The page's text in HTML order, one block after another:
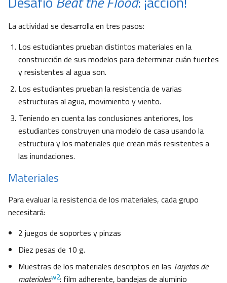
La actividad se desarrolla en tres pasos:
Los estudiantes prueban distintos materiales en la
construcción de sus modelos para determinar cuán fuertes
y resistentes al agua son.
Los estudiantes prueban la resistencia de varias
estructuras al agua, movimiento y viento.
Teniendo en cuenta las conclusiones anteriores, los
estudiantes construyen una modelo de casa usando la
estructura y los materiales que crean más resistentes a
las inundaciones.
Materiales
Para evaluar la resistencia de los materiales, cada grupo
necesitará:
2 juegos de soportes y pinzas
Diez pesas de 10 g.
Muestras de los materiales descriptos en las Tarjetas de
materialesw2: film adherente, bandejas de aluminio